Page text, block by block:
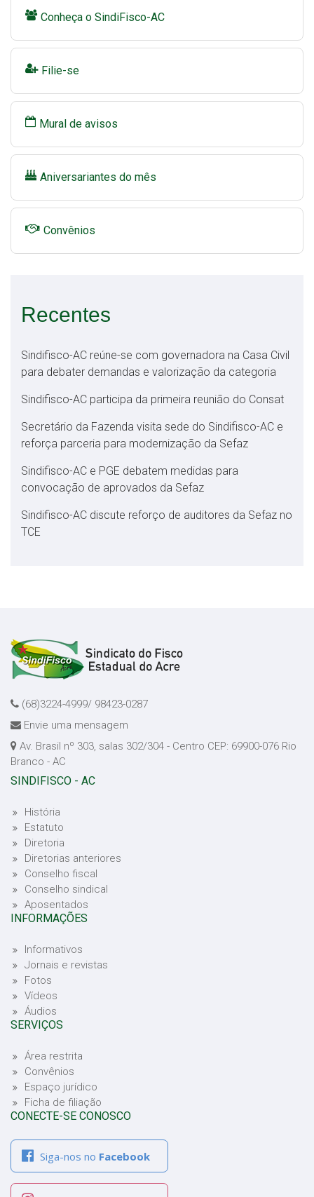
Conheça o SindiFisco-AC
Filie-se
Mural de avisos
Aniversariantes do mês
Convênios
Recentes
Sindifisco-AC reúne-se com governadora na Casa Civil
para debater demandas e valorização da categoria
Sindifisco-AC participa da primeira reunião do Consat
Secretário da Fazenda visita sede do Sindifisco-AC e
reforça parceria para modernização da Sefaz
Sindifisco-AC e PGE debatem medidas para
convocação de aprovados da Sefaz
Sindifisco-AC discute reforço de auditores da Sefaz no
TCE
(68)3224-4999/ 98423-0287
Envie uma mensagem
Av. Brasil nº 303, salas 302/304 - Centro CEP: 69900-076 Rio
Branco - AC
SINDIFISCO - AC
História
Estatuto
Diretoria
Diretorias anteriores
Conselho fiscal
Conselho sindical
Aposentados
INFORMAÇÕES
Informativos
Jornais e revistas
Fotos
Vídeos
Áudios
SERVIÇOS
Área restrita
Convênios
Espaço jurídico
Ficha de filiação
CONECTE-SE CONOSCO
Siga-nos no Facebook